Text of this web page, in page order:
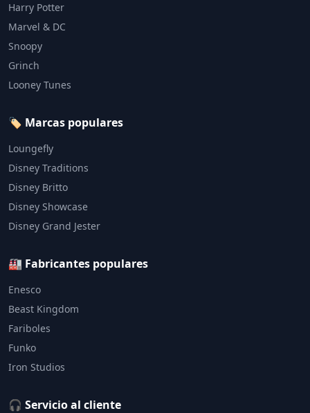
Harry Potter
Marvel & DC
Snoopy
Grinch
Looney Tunes
🏷️ Marcas populares
Loungefly
Disney Traditions
Disney Britto
Disney Showcase
Disney Grand Jester
🏭 Fabricantes populares
Enesco
Beast Kingdom
Fariboles
Funko
Iron Studios
🎧 Servicio al cliente